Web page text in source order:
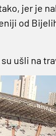
jer je
od
ušli na